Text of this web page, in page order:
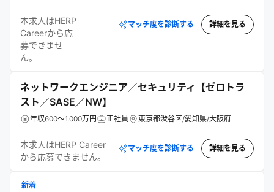
本求人はHERP
Careerから応
募できませ
ん。
マッチ度を診断する 詳細を見る
ネットワークエンジニア／セキュリティ【ゼロトラ
スト／SASE／NW】
年収600～1,000万円 正社員 東京都渋谷区/愛知県/大阪府
本求人はHERP Career
から応募できません。
マッチ度を診断する 詳細を見る
新着